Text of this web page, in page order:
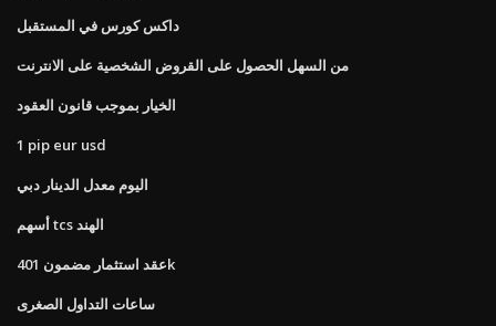
داكس كورس في المستقبل
من السهل الحصول على القروض الشخصية على الانترنت
الخيار بموجب قانون العقود
1 pip eur usd
اليوم معدل الدينار دبي
أسهم tcs الهند
عقد استثمار مضمون 401k
ساعات التداول الصغرى